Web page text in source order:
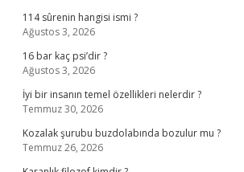
114 sûrenin hangisi ismi ?
Ağustos 3, 2026
16 bar kaç psi’dir ?
Ağustos 3, 2026
İyi bir insanın temel özellikleri nelerdir ?
Temmuz 30, 2026
Kozalak şurubu buzdolabında bozulur mu ?
Temmuz 26, 2026